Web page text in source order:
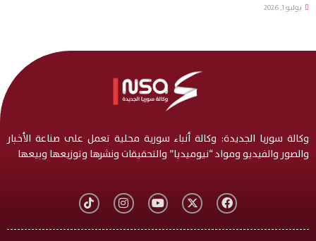
يوليو 1, 2026
وكالة سوريا الجديدة: وكالة أنباء سورية محلية تعمل على صناعة الأخبار
والصور والفيديو ومواد “نيوميديا” والتحقيقات ونشرها وتوزيعها وبيعها